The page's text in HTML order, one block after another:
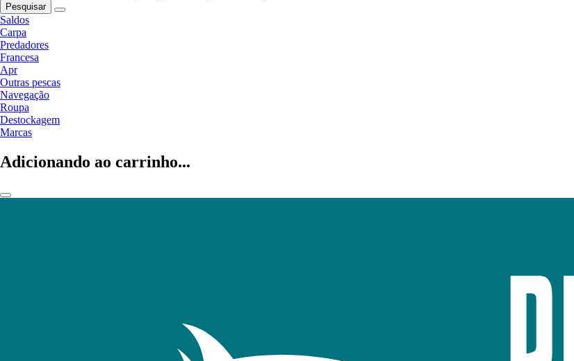
Pesquisar
Saldos
Carpa
Predadores
Francesa
Apr
Outras pescas
Navegação
Roupa
Destockagem
Marcas
Adicionando ao carrinho...